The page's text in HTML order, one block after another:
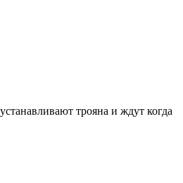
трояна и ждут когда